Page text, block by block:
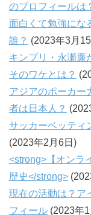
のプロフィールは
面白くて勉強にな
誰？ (2023年3月
キンプリ・永瀬廉
そのワケとは？
アジアのポーカー
者は日本人？
サッカーベッティ
(2023年2月6日)
<strong>【オンラ
歴史</strong>
現在の活動は？ア
フィール (2023年